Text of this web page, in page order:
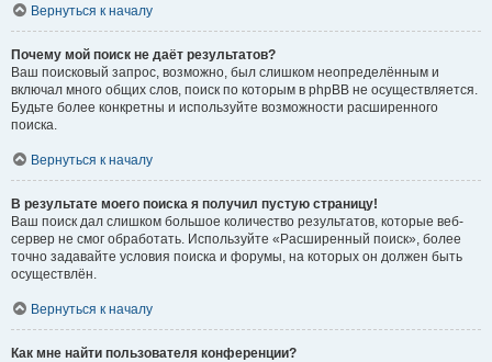
Вернуться к началу
Почему мой поиск не даёт результатов?
Ваш поисковый запрос, возможно, был слишком неопределённым и
включал много общих слов, поиск по которым в phpBB не осуществляется.
Будьте более конкретны и используйте возможности расширенного
поиска.
Вернуться к началу
В результате моего поиска я получил пустую страницу!
Ваш поиск дал слишком большое количество результатов, которые веб-
сервер не смог обработать. Используйте «Расширенный поиск», более
точно задавайте условия поиска и форумы, на которых он должен быть
осуществлён.
Вернуться к началу
Как мне найти пользователя конференции?